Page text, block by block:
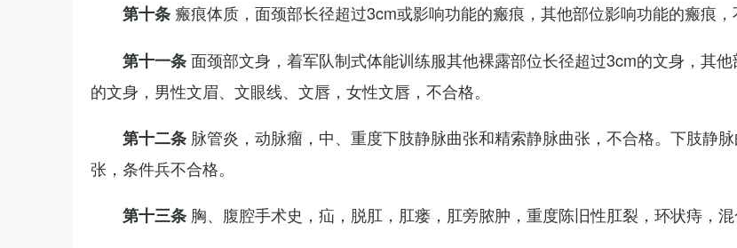
第十条 瘢痕体质，面颈部长径超过3cm或影响功能的瘢痕，其他部位影响功能的瘢痕，
第十一条面颈部文身，着军队制式体能训练服其他裸露部位长径超过3cm的文身，其
的文身，男性文眉、文眼线、文唇，女性文唇，不合格。
第十二条 脉管炎，动脉瘤，中、重度下肢静脉曲张和精索静脉曲张，不合格。下肢静
张，条件兵不合格。
第十三条 胸、腹腔手术史，疝，脱肛，肛瘘，肛旁脓肿，重度陈旧性肛裂，环状痔，混